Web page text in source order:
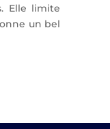
Elle limite
un bel